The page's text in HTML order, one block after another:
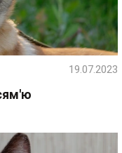
19.07.2023